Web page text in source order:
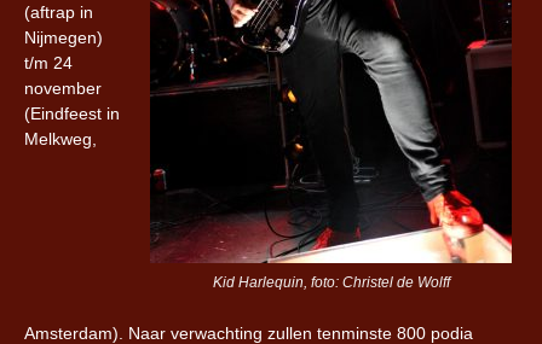
Kid Harlequin, foto: Christel de Wolff
(aftrap in
Nijmegen)
t/m 24
november
(Eindfeest in
Melkweg,
Amsterdam). Naar verwachting zullen tenminste 800 podia